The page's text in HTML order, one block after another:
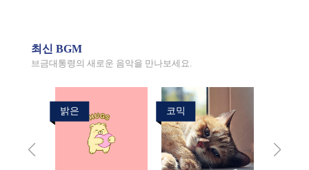
최신 BGM
브금대통령의 새로운 음악을 만나보세요.
밝은 코믹